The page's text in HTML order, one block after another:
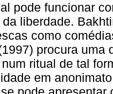
pode funcionar
liberdade.
como
procura uma
ritual de tal
em